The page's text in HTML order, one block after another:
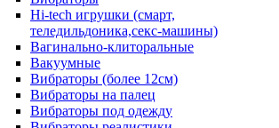
Hi-tech игрушки (смарт,
теледильдоника,секс-машины)
Вагинально-клиторальные
Вакуумные
Вибраторы (более 12см)
Вибраторы на палец
Вибраторы под одежду